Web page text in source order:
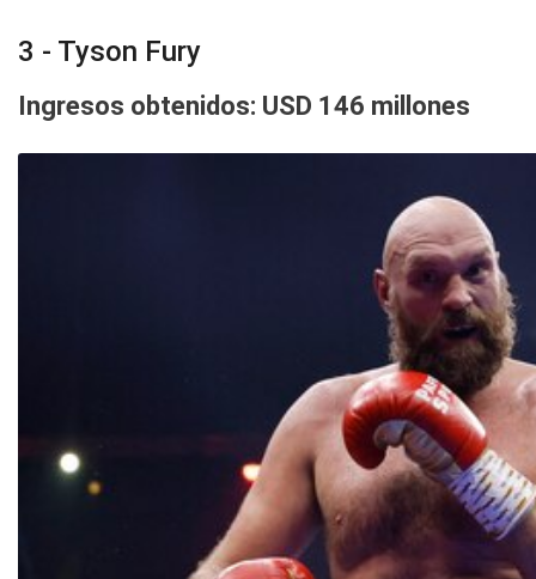
3 - Tyson Fury
Ingresos obtenidos: USD 146 millones